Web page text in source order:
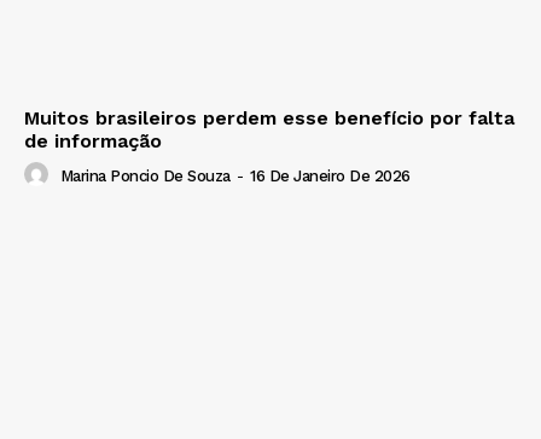
Muitos brasileiros perdem esse benefício por falta
de informação
Marina Poncio De Souza - 16 De Janeiro De 2026